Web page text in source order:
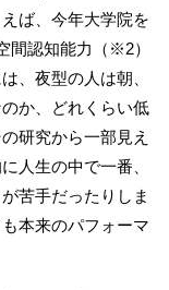
ば、今年大学院を
間認知能力（※2）
、夜型の人は朝、
か、どれくらい低
研究から一部見え
人生の中で一番、
苦手だったりしま
本来のパフォーマ